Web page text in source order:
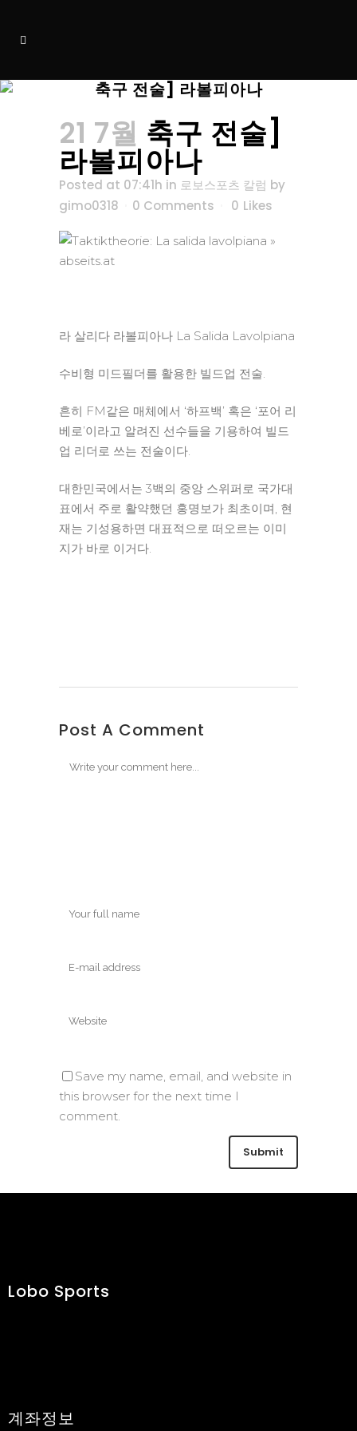
축구 전술] 라볼피아나
21 7월 축구 전술]
라볼피아나
Posted at 07:41h in 로보스포츠 칼럼 by
gimo0318
0 Comments 0 Likes
라 살리다 라볼피아나 La Salida Lavolpiana
수비형 미드필더를 활용한 빌드업 전술.
흔히 FM같은 매체에서 ‘하프백’ 혹은 ‘포어 리
베로’이라고 알려진 선수들을 기용하여 빌드
업 리더로 쓰는 전술이다.
대한민국에서는 3백의 중앙 스위퍼로 국가대
표에서 주로 활약했던 홍명보가 최초이며, 현
재는 기성용하면 대표적으로 떠오르는 이미
지가 바로 이거다.
Post A Comment
Save my name, email, and website in
this browser for the next time I
comment.
Lobo Sports
계좌정보